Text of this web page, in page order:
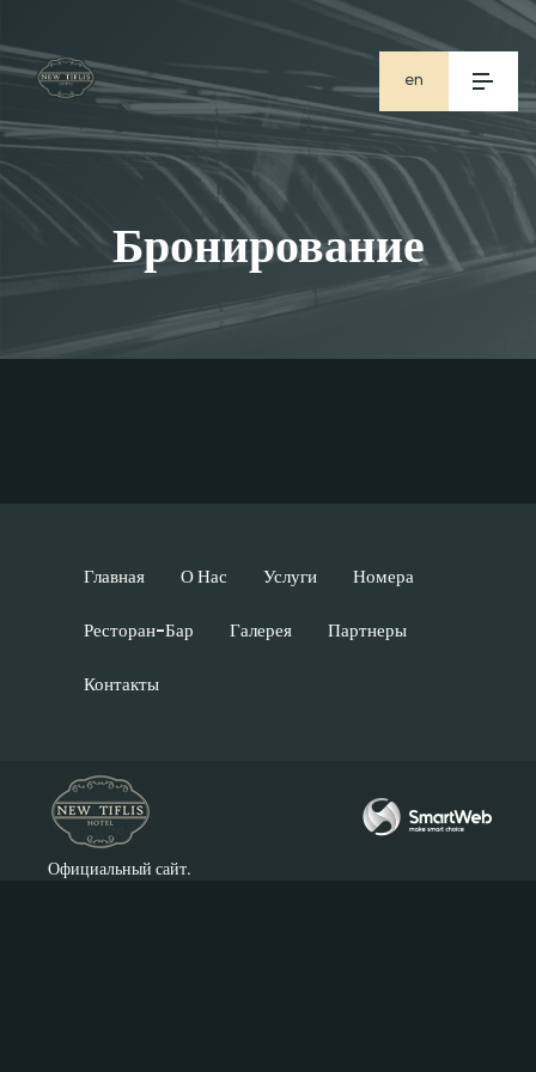
en
ge
ru
Бронирование
Официальный сайт.
Главная О Нас Услуги Номера
Ресторан-Бар Галерея Партнеры
Контакты